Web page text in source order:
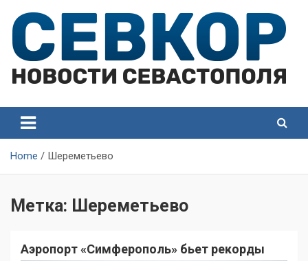
content
Севастополя
Севастополя
Home Шереметьево
Метка: Шереметьево
Аэропорт «Симферополь» бьет рекорды